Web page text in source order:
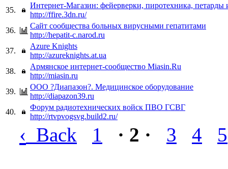
35.
Интернет-Магазин: фейерверки, пиротехника, петарды
http://ffire.3dn.ru/
36.
Сайт сообщества больных вирусными гепатитами
http://hepatit-c.narod.ru
37.
Azure Knights
http://azureknights.at.ua
38.
Армянское интернет-сообщество Miasin.Ru
http://miasin.ru
39.
OOO ?Диапазон?. Медицинское оборудование
http://diapazon39.ru
40.
Форум радиотехнических войск ПВО ГСВГ
http://rtvpvogsvg.build2.ru/
‹ Back 1 · 2 · 3 4 5